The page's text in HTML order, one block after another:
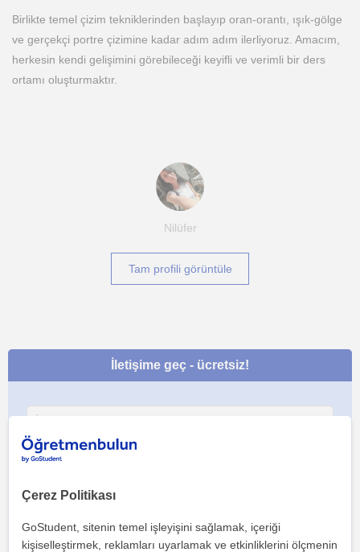
Birlikte temel çizim tekniklerinden başlayıp oran-orantı, ışık-gölge
ve gerçekçi portre çizimine kadar adım adım ilerliyoruz. Amacım,
herkesin kendi gelişimini görebileceği keyifli ve verimli bir ders
ortamı oluşturmaktır.
Nilüfer
Tam profili görüntüle
İletişime geç - ücretsiz!
Çerez Politikası
GoStudent, sitenin temel işleyişini sağlamak, içeriği
kişiselleştirmek, reklamları uyarlamak ve etkinliklerini ölçmenin